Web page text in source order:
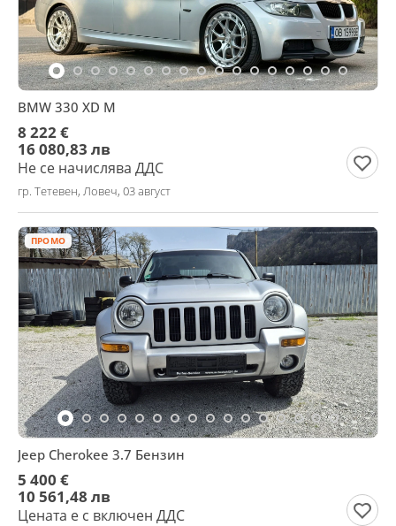
BMW 330 XD M
8 222 €
16 080,83 лв
Не се начислява ДДС
гр. Тетевен, Ловеч, 03 август
ПРОМО
Jeep Cherokee 3.7 Бензин
5 400 €
10 561,48 лв
Цената е с включен ДДС